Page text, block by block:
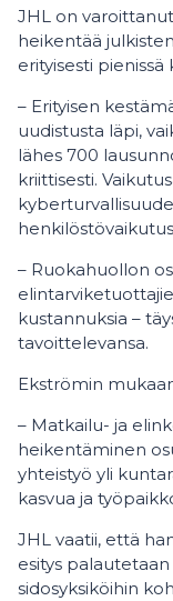
JHL on
heikentää
erityisesti pienissä
– Erityisen
uudistusta läpi,
lähes 700
kriittisesti.
– Ruokahuollon
kustannuksia –
tavoittelevansa.
Ekströmin
– Matkailu- ja
heikentäminen
yhteistyö yli
kasvua ja
JHL vaatii, että
esitys
sidosyksiköihin